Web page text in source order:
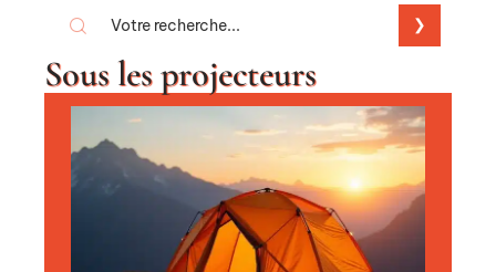
Sous les projecteurs